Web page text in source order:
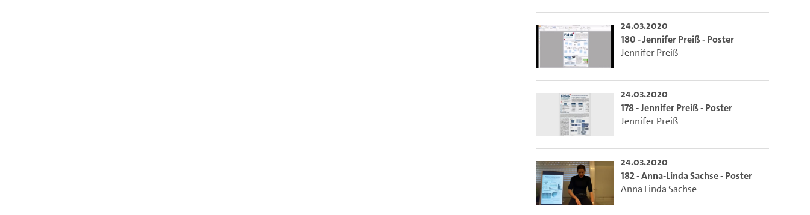
24.03.2020
180 - Jennifer Preiß - Poster
Jennifer Preiß
24.03.2020
178 - Jennifer Preiß - Poster
Jennifer Preiß
24.03.2020
182 - Anna-Linda Sachse - Poster
Anna Linda Sachse